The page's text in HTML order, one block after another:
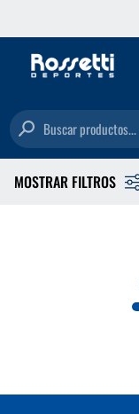
Buscar productos...